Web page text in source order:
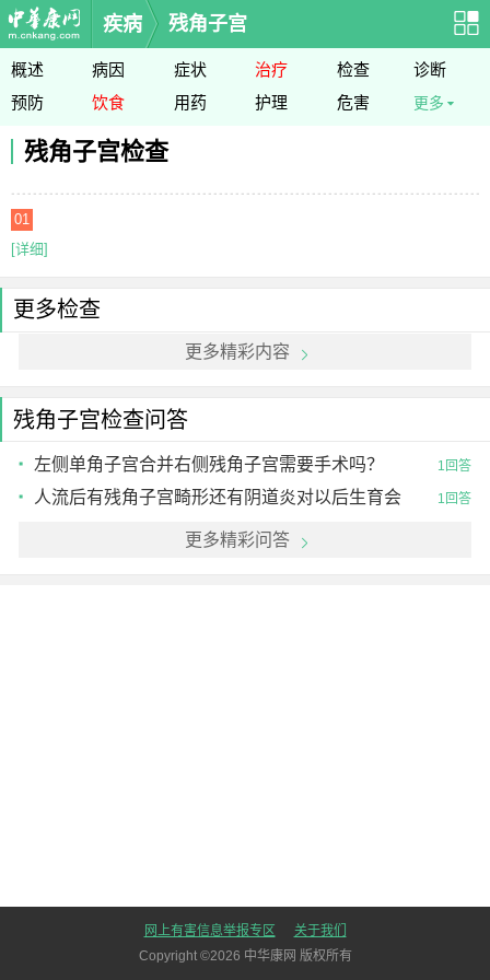
疾病 残角子宫
概述 病因 症状 治疗 检查
诊断
预防
饮食 用药 护理 危害 更多
残角子宫检查
01
[详细]
更多检查
更多精彩内容
残角子宫检查问答
左侧单角子宫合并右侧残角子宫需要手术吗？ 1回答
人流后有残角子宫畸形还有阴道炎对以后生育会
1回答
更多精彩问答
网上有害信息举报专区
关于我们
Copyright ©2026 中华康网 版权所有